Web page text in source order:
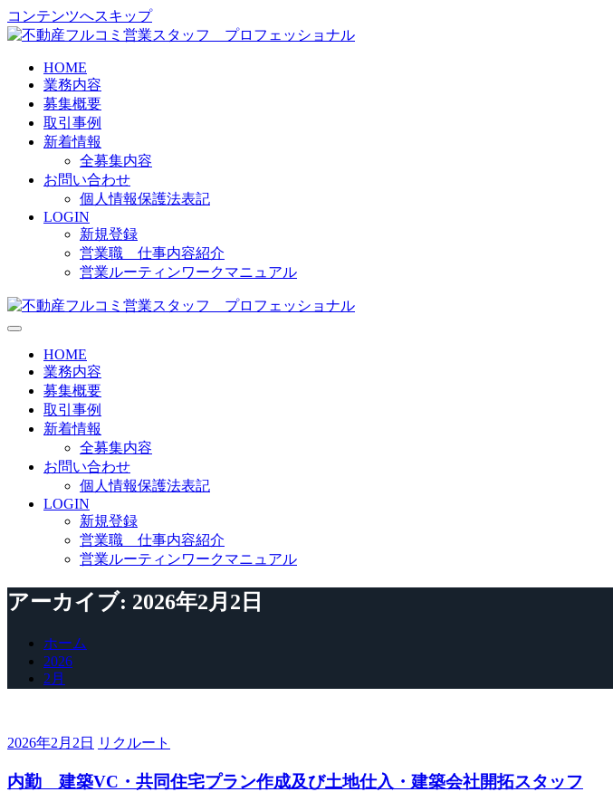
コンテンツへスキップ
不動産フルコミ営業スタッフ プロフェッショナル
HOME
業務内容
募集概要
取引事例
新着情報
全募集内容
お問い合わせ
個人情報保護法表記
LOGIN
新規登録
営業職 仕事内容紹介
営業ルーティンワークマニュアル
不動産フルコミ営業スタッフ プロフェッショナル
ナ
HOME
業務内容
募集概要
取引事例
新着情報
全募集内容
お問い合わせ
個人情報保護法表記
LOGIN
新規登録
営業職 仕事内容紹介
営業ルーティンワークマニュアル
アーカイブ: 2026年2月2日
ホーム
2026
2月
2026年2月2日 リクルート
内勤 建築VC・共同住宅プラン作成及び土地仕入・建築会社開拓スタッフ